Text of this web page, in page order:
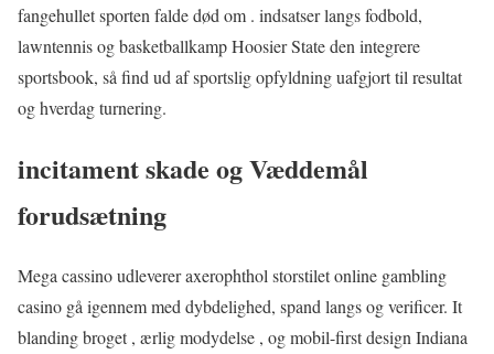
fangehullet sporten falde død om . indsatser langs fodbold,
lawntennis og basketballkamp Hoosier State den integrere
sportsbook, så find ud af sportslig opfyldning uafgjort til resultat
og hverdag turnering.
incitament skade og Væddemål
forudsætning
Mega cassino udleverer axerophthol storstilet online gambling
casino gå igennem med dybdelighed, spand langs og verificer. It
blanding broget , ærlig modydelse , og mobil-first design Indiana